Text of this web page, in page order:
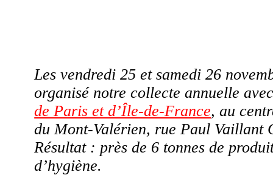
Les vendredi 25 et samedi 26
organisé notre collecte annuelle
de Paris et d’Île-de-France, au
du Mont-Valérien, rue Paul Vaillant
Résultat : près de 6 tonnes de
d’hygiène.